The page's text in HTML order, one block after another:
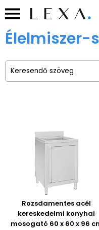
Élelmiszer-
Rozsdamentes acél
kereskedelmi konyhai
mosogató 60 x 60 x 96